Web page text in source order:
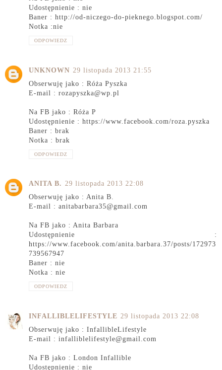
Udostępnienie : nie
Baner : http://od-niczego-do-pieknego.blogspot.com/
Notka :nie
ODPOWIEDZ
UNKNOWN 29 listopada 2013 21:55
Obserwuję jako : Róża Pyszka
E-mail : rozapyszka@wp.pl
Na FB jako : Róża P
Udostępnienie : https://www.facebook.com/roza.pyszka
Baner : brak
Notka : brak
ODPOWIEDZ
ANITA B. 29 listopada 2013 22:08
Obserwuję jako : Anita B.
E-mail : anitabarbara35@gmail.com
Na FB jako : Anita Barbara
Udostępnienie :
https://www.facebook.com/anita.barbara.37/posts/172973
739567947
Baner : nie
Notka : nie
ODPOWIEDZ
INFALLIBLELIFESTYLE 29 listopada 2013 22:08
Obserwuję jako : InfallibleLifestyle
E-mail : infalliblelifestyle@gmail.com
Na FB jako : London Infallible
Udostępnienie : nie